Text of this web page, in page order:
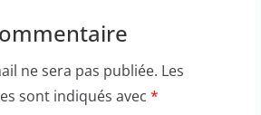
ne sera pas publiée. Les
sont indiqués avec *